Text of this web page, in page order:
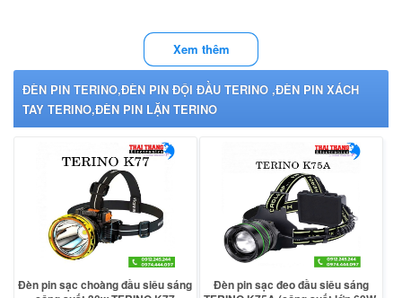
Xem thêm
ĐÈN PIN TERINO,ĐÈN PIN ĐỘI ĐẦU TERINO ,ĐÈN PIN XÁCH
TAY TERINO,ĐÈN PIN LẶN TERINO
Đèn pin sạc choàng đầu siêu sáng
Đèn pin sạc đeo đầu siêu sáng